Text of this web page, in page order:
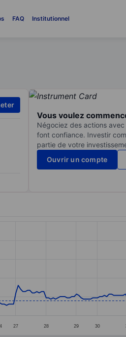
FAQ Institutionnel
Vous voulez
Négociez des actions
font confiance. Investir
partie de votre
Ouvrir un compte
to 0.75.
27 28 29 30